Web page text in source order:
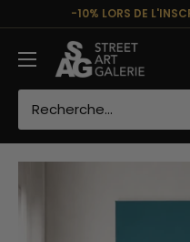
contenu
-10% LORS DE
Street
Art